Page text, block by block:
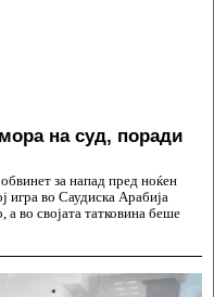
на суд, поради
за напад пред ноќен
игра во Саудиска Арабија
а во својата татковина беше